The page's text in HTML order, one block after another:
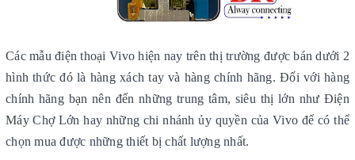
Các mẫu điện thoại Vivo hiện nay trên thị trường được bán dưới 2
hình thức đó là hàng xách tay và hàng chính hãng. Đối với hàng
chính hãng bạn nên đến những trung tâm, siêu thị lớn như Điện
Máy Chợ Lớn hay những chi nhánh ủy quyền của Vivo để có thể
chọn mua được những thiết bị chất lượng nhất.